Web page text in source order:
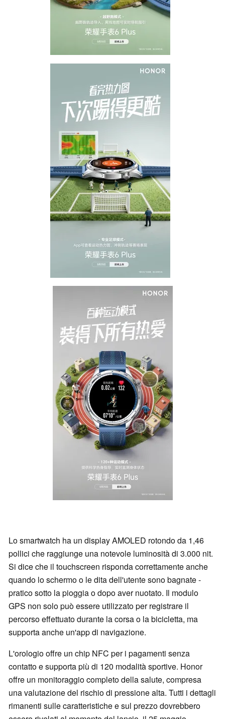
Lo smartwatch ha un display AMOLED rotondo da 1,46
pollici che raggiunge una notevole luminosità di 3.000 nit.
Si dice che il touchscreen risponda correttamente anche
quando lo schermo o le dita dell'utente sono bagnate -
pratico sotto la pioggia o dopo aver nuotato. Il modulo
GPS non solo può essere utilizzato per registrare il
percorso effettuato durante la corsa o la bicicletta, ma
supporta anche un'app di navigazione.
L'orologio offre un chip NFC per i pagamenti senza
contatto e supporta più di 120 modalità sportive. Honor
offre un monitoraggio completo della salute, compresa
una valutazione del rischio di pressione alta. Tutti i dettagli
rimanenti sulle caratteristiche e sul prezzo dovrebbero